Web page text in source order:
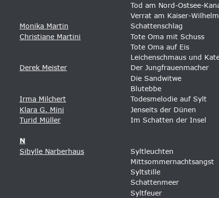
Tod am Nord-Ostsee-
Verrat am Kaiser-
Monika Martin
Schattenschlag
Christiane Martini
Tote Oma mit Schuss
Tote Oma auf Eis
Leichenschmaus und
Derek Meister
Der Jungfrauenmacher
Die Sandwitwe
Blutebbe
Irma Milchert
Todesmelodie auf Sylt
Klara G. Mini
Jenseits der Dünen
Turid Müller
Im Schatten der Insel
N
Sibylle Narberhaus
Syltleuchten
Mittsommernachtsangst
Syltstille
Schattenmeer
Syltfeuer